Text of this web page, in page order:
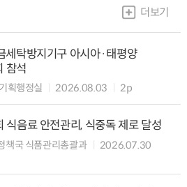
더보기
세탁방지기구 아시아·태평양
참석
획행정실 2026.08.03 2p
식음료 안전관리, 식중독 제로 달성
책국 식품관리총괄과
2026.07.30